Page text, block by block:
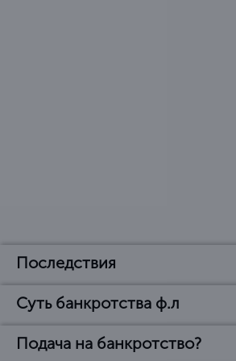
Последствия
Последствия
объявления банкротом
Суть банкротства ф.л
В чем суть банкротства
Подача на банкротство?